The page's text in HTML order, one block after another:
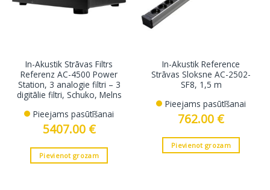
In-Akustik Strāvas Filtrs
Referenz AC-4500 Power
Station, 3 analogie filtri – 3
digitālie filtri, Schuko, Melns
Pieejams pasūtīšanai
5407.00 €
Pievienot grozam
In-Akustik Reference
Strāvas Sloksne AC-2502-
SF8, 1,5 m
Pieejams pasūtīšanai
762.00 €
Pievienot grozam